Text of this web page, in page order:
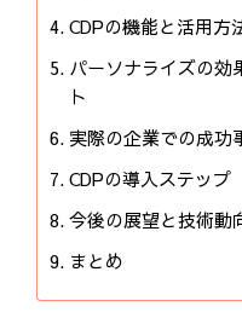
CDPの機能と活用方
パーソナライズの効
ト
実際の企業での成功
CDPの導入ステップ
今後の展望と技術動
まとめ